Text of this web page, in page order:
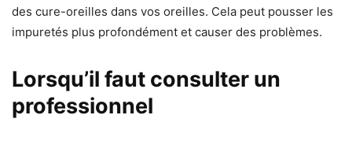
des cure-oreilles dans vos oreilles. Cela peut pousser les
impuretés plus profondément et causer des problèmes.
Lorsqu’il faut consulter un
professionnel